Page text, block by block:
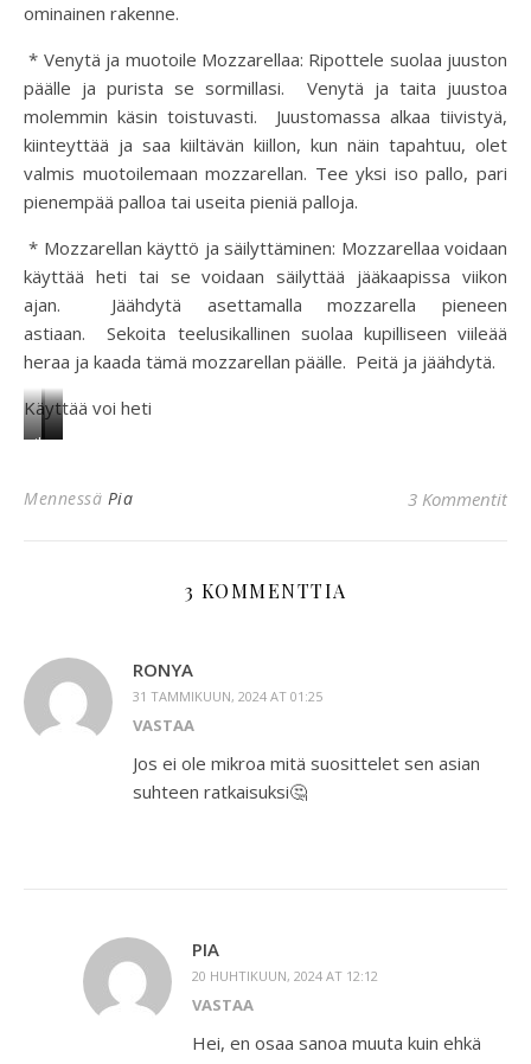
ominainen rakenne.
* Venytä ja muotoile Mozzarellaa: Ripottele suolaa juuston
päälle ja purista se sormillasi. Venytä ja taita juustoa
molemmin käsin toistuvasti. Juustomassa alkaa tiivistyä,
kiinteyttää ja saa kiiltävän kiillon, kun näin tapahtuu, olet
valmis muotoilemaan mozzarellan. Tee yksi iso pallo, pari
pienempää palloa tai useita pieniä palloja.
* Mozzarellan käyttö ja säilyttäminen: Mozzarellaa voidaan
käyttää heti tai se voidaan säilyttää jääkaapissa viikon
ajan. Jäähdytä asettamalla mozzarella pieneen
astiaan. Sekoita teelusikallinen suolaa kupilliseen viileää
heraa ja kaada tämä mozzarellan päälle. Peitä ja jäähdytä.
Käyttää voi heti
ihansalaattiin
pizzaan
Mennessä Pia 3 Kommentit
3 KOMMENTTIA
RONYA
31 TAMMIKUUN, 2024 AT 01:25
VASTAA
Jos ei ole mikroa mitä suosittelet sen asian
suhteen ratkaisuksi🤔
PIA
20 HUHTIKUUN, 2024 AT 12:12
VASTAA
Hei, en osaa sanoa muuta kuin ehkä